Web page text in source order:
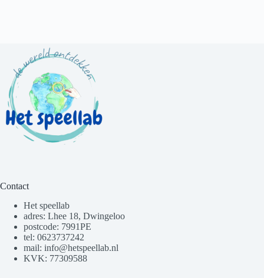
Contact
Het speellab
adres: Lhee 18, Dwingeloo
postcode: 7991PE
tel: 0623737242
mail: info@hetspeellab.nl
KVK: 77309588